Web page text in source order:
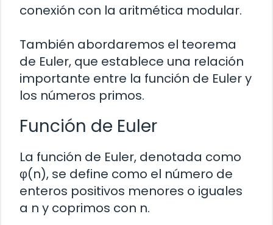
conexión con la aritmética modular.
También abordaremos el teorema
de Euler, que establece una relación
importante entre la función de Euler y
los números primos.
Función de Euler
La función de Euler, denotada como
φ(n), se define como el número de
enteros positivos menores o iguales
a n y coprimos con n.